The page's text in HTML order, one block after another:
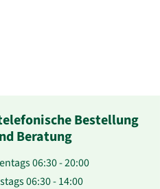
Bestellung
Beratung
06:30 - 20:00
06:30 - 14:00